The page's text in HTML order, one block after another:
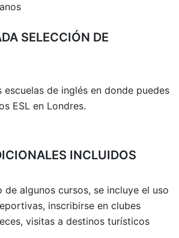
SELECCIÓN DE
escuelas de inglés en donde puedes
ESL en Londres.
INCLUIDOS
algunos cursos, se incluye el uso
inscribirse en clubes
visitas a destinos turísticos